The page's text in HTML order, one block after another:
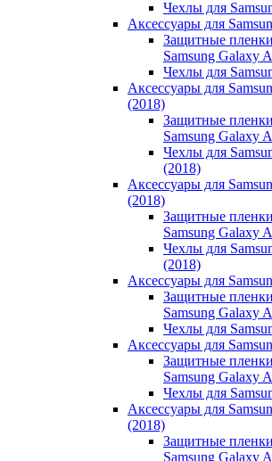
Чехлы для
Аксессуары для
Защитные
Samsung Galaxy
Чехлы для
Аксессуары для
(2018)
Защитные
Samsung Galaxy
Чехлы для
(2018)
Аксессуары для
(2018)
Защитные
Samsung Galaxy
Чехлы для
(2018)
Аксессуары для
Защитные
Samsung Galaxy
Чехлы для
Аксессуары для
Защитные
Samsung Galaxy
Чехлы для
Аксессуары для
(2018)
Защитные
Samsung Galaxy